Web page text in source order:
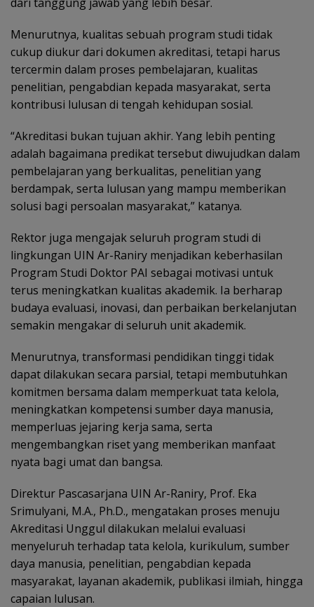
Menurutnya, kualitas sebuah program studi tidak
cukup diukur dari dokumen akreditasi, tetapi harus
tercermin dalam proses pembelajaran, kualitas
penelitian, pengabdian kepada masyarakat, serta
kontribusi lulusan di tengah kehidupan sosial.
“Akreditasi bukan tujuan akhir. Yang lebih penting
adalah bagaimana predikat tersebut diwujudkan dalam
pembelajaran yang berkualitas, penelitian yang
berdampak, serta lulusan yang mampu memberikan
solusi bagi persoalan masyarakat,” katanya.
Rektor juga mengajak seluruh program studi di
lingkungan UIN Ar-Raniry menjadikan keberhasilan
Program Studi Doktor PAI sebagai motivasi untuk
terus meningkatkan kualitas akademik. Ia berharap
budaya evaluasi, inovasi, dan perbaikan berkelanjutan
semakin mengakar di seluruh unit akademik.
Menurutnya, transformasi pendidikan tinggi tidak
dapat dilakukan secara parsial, tetapi membutuhkan
komitmen bersama dalam memperkuat tata kelola,
meningkatkan kompetensi sumber daya manusia,
memperluas jejaring kerja sama, serta
mengembangkan riset yang memberikan manfaat
nyata bagi umat dan bangsa.
Direktur Pascasarjana UIN Ar-Raniry, Prof. Eka
Srimulyani, M.A., Ph.D., mengatakan proses menuju
Akreditasi Unggul dilakukan melalui evaluasi
menyeluruh terhadap tata kelola, kurikulum, sumber
daya manusia, penelitian, pengabdian kepada
masyarakat, layanan akademik, publikasi ilmiah, hingga
capaian lulusan.